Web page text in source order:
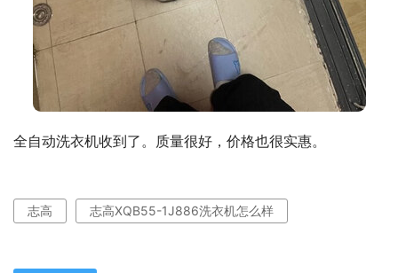
全自动洗衣机收到了。质量很好，价格也很实惠。
志高 志高XQB55-1J886洗衣机怎么样